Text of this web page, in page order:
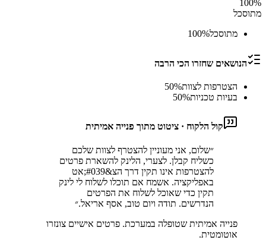
100%
מתוסכל
מתוסכל
100%
הנושאים שחזרו הכי הרבה
הצטרפות לצוות 50%
בעיות טכניות
50%
קול הלקוח · ציטוט מתוך פנייה אמיתית
״שלום, אני מעוניין להצטרף לצוות שלכם
כשליח קבלן. לצערי, הלינק להשארת פרטים
להצטרפות אינו תקין דרך הצ&#039;אט
באפליקציה. אשמח אם תוכלו לשלוח לי לינק
תקין כדי שאוכל לשלוח את הפרטים
הנדרשים. תודה ויום טוב, אסף אריאל.״
פנייה אמיתית שטופלה במערכת. פרטים אישיים צונזרו
אוטומטית.